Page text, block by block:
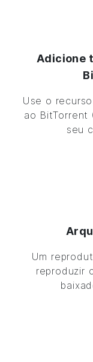
Adicione
Use o
ao BitTorrent
seu
Um
reproduzir